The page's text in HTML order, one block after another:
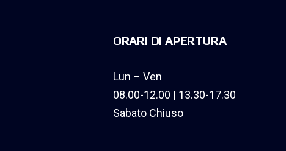
ORARI DI APERTURA
Lun – Ven
08.00-12.00 | 13.30-17.30
Sabato Chiuso